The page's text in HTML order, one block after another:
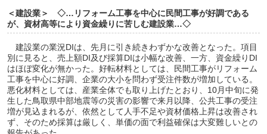
＜建設業＞ ◇… リフォーム工事を中心に民間工事が好調である
が、資材高等により資金繰りに苦しむ建設業…◇
建設業の業況DIは、先月に引き続きわずかな改善となった。項目
別に見ると、売上額DI及び採算DIは小幅な改善、一方、資金繰りDI
はほぼ変化が無かった。好転材料としては、民間工事がリフォーム
工事を中心に好調、企業の大小を問わず受注件数が増加している。
悪化材料としては、産業全体でも取り上げたとおり、10月中旬に発
生した鳥取県中部地震等の災害の影響で来月以降、公共工事の受注
増が見込まれるが、依然として人手不足や資材価格上昇は改善され
ず、そのため採算は厳しく、単価の面で利益確保は大変難しいとの